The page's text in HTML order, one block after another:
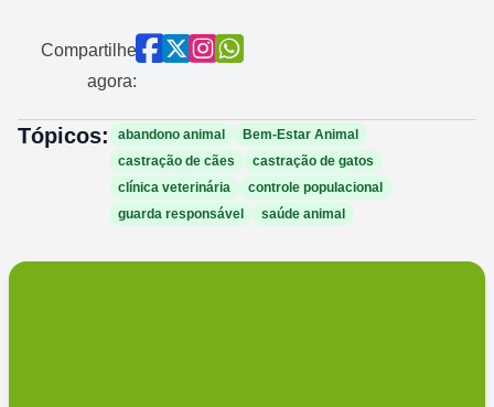
Compartilhe
agora:
Tópicos: abandono animal
Bem-Estar Animal
castração de cães
castração de gatos
clínica veterinária
controle populacional
guarda responsável
saúde animal